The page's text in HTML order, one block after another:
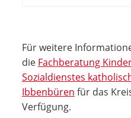
Für weitere
die Fachberatung
Sozialdienstes
Ibbenbüren für das
Verfügung.